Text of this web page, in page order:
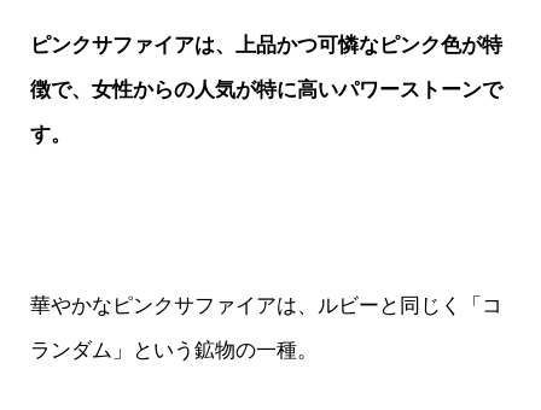
ピンクサファイアは、上品かつ可憐なピンク色が特
徴で、女性からの人気が特に高いパワーストーンで
す。
華やかなピンクサファイアは、ルビーと同じく「コ
ランダム」という鉱物の一種。